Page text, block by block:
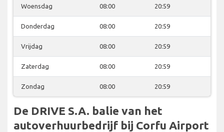
Woensdag 08:00 20:59
Donderdag 08:00 20:59
Vrijdag 08:00 20:59
Zaterdag 08:00 20:59
Zondag 08:00 20:59
De DRIVE S.A. balie van het
autoverhuurbedrijf bij Corfu Airport